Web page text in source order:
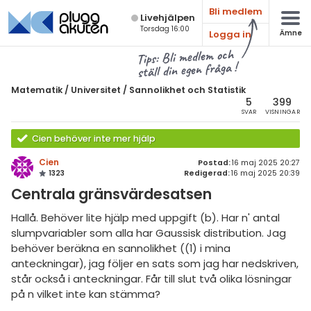
Live­hjälpen
Torsdag 16:00
Bli medlem
Logga in
Ämne
Tips: Bli medlem och
ställ din egen fråga !
Matematik / Universitet / Sannolikhet och Statistik
5
SVAR
399
VISNINGAR
Cien behöver inte mer hjälp
Cien
1323
Postad:16 maj 2025 20:27
Redigerad:16 maj 2025 20:39
Centrala gränsvärdesatsen
Hallå. Behöver lite hjälp med uppgift (b). Har n' antal
slumpvariabler som alla har Gaussisk distribution. Jag
behöver beräkna en sannolikhet ((1) i mina
anteckningar), jag följer en sats som jag har nedskriven,
står också i anteckningar. Får till slut två olika lösningar
på n vilket inte kan stämma?
Alla ämnen
7
8
9
2
3
4
Matematik
Alla trådar
Envariabelanalys
Flervariabelanalys
Linjär Algebra
Sannolikhet och Statistik
Diskret matematik
Övrigt
& Bygg
språk